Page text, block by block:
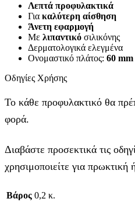
Λεπτά προφυλακτικά
Για καλύτερη αίσθηση
Άνετη εφαρμογή
Με λιπαντικό σιλικόνης
Δερματολογικά ελεγμένα
Ονομαστικό πλάτος: 60 mm
Οδηγίες Χρήσης
Το κάθε προφυλακτικό θα
φορά.
Διαβάστε προσεκτικά τις
χρησιμοποιείτε για
Βάρος 0,2 κ.